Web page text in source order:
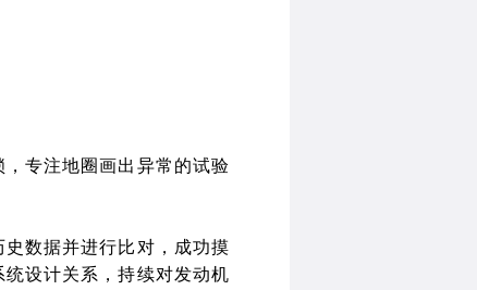
专注地圈画出异常的试验
数据并进行比对，成功摸
设计关系，持续对发动机